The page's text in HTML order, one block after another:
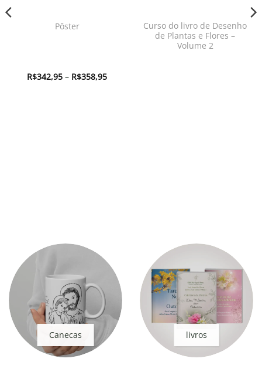
Pôster
R$342,95 – R$358,95Faixa
Curso do livro de Desenho
de Plantas e Flores –
Volume 2
Canecas livros